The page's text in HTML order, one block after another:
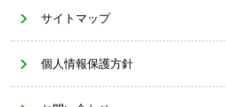
サイトマップ
個人情報保護方針